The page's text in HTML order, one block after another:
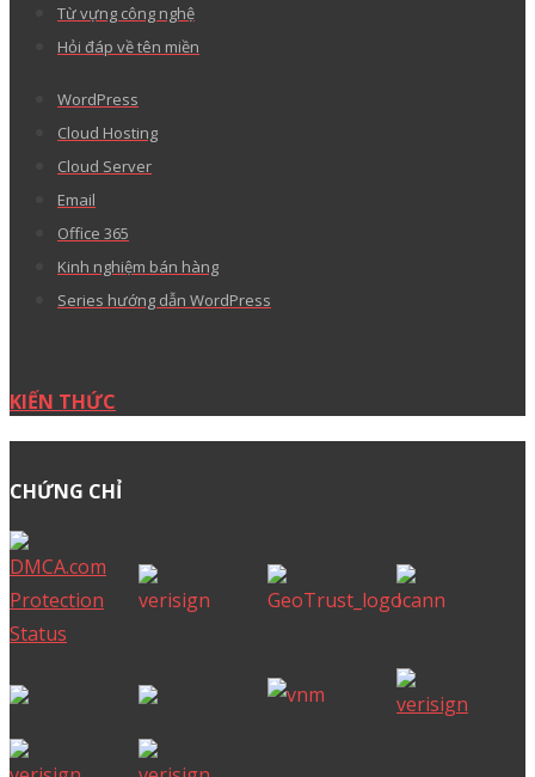
Thỏa thuận sử dụng
Hướng dẫn thanh toán
Văn bản pháp lý
Góp ý về tên miền “.VN”
Tranh chấp khiếu nại
Báo cáo lạm dụng
Than phiền chất lượng dịch vụ
Đề xuất tính năng sản phẩm
CÂU HỎI THƯỜNG GẶP
Cách tạo yêu cầu hỗ trợ
Cách cấu hình DNS tên miền
Khai báo tên miền quốc tế
Vòng đời một tên miền
Hướng dẫn đăng nhập trang ID Mắt Bão
Từ vựng công nghệ